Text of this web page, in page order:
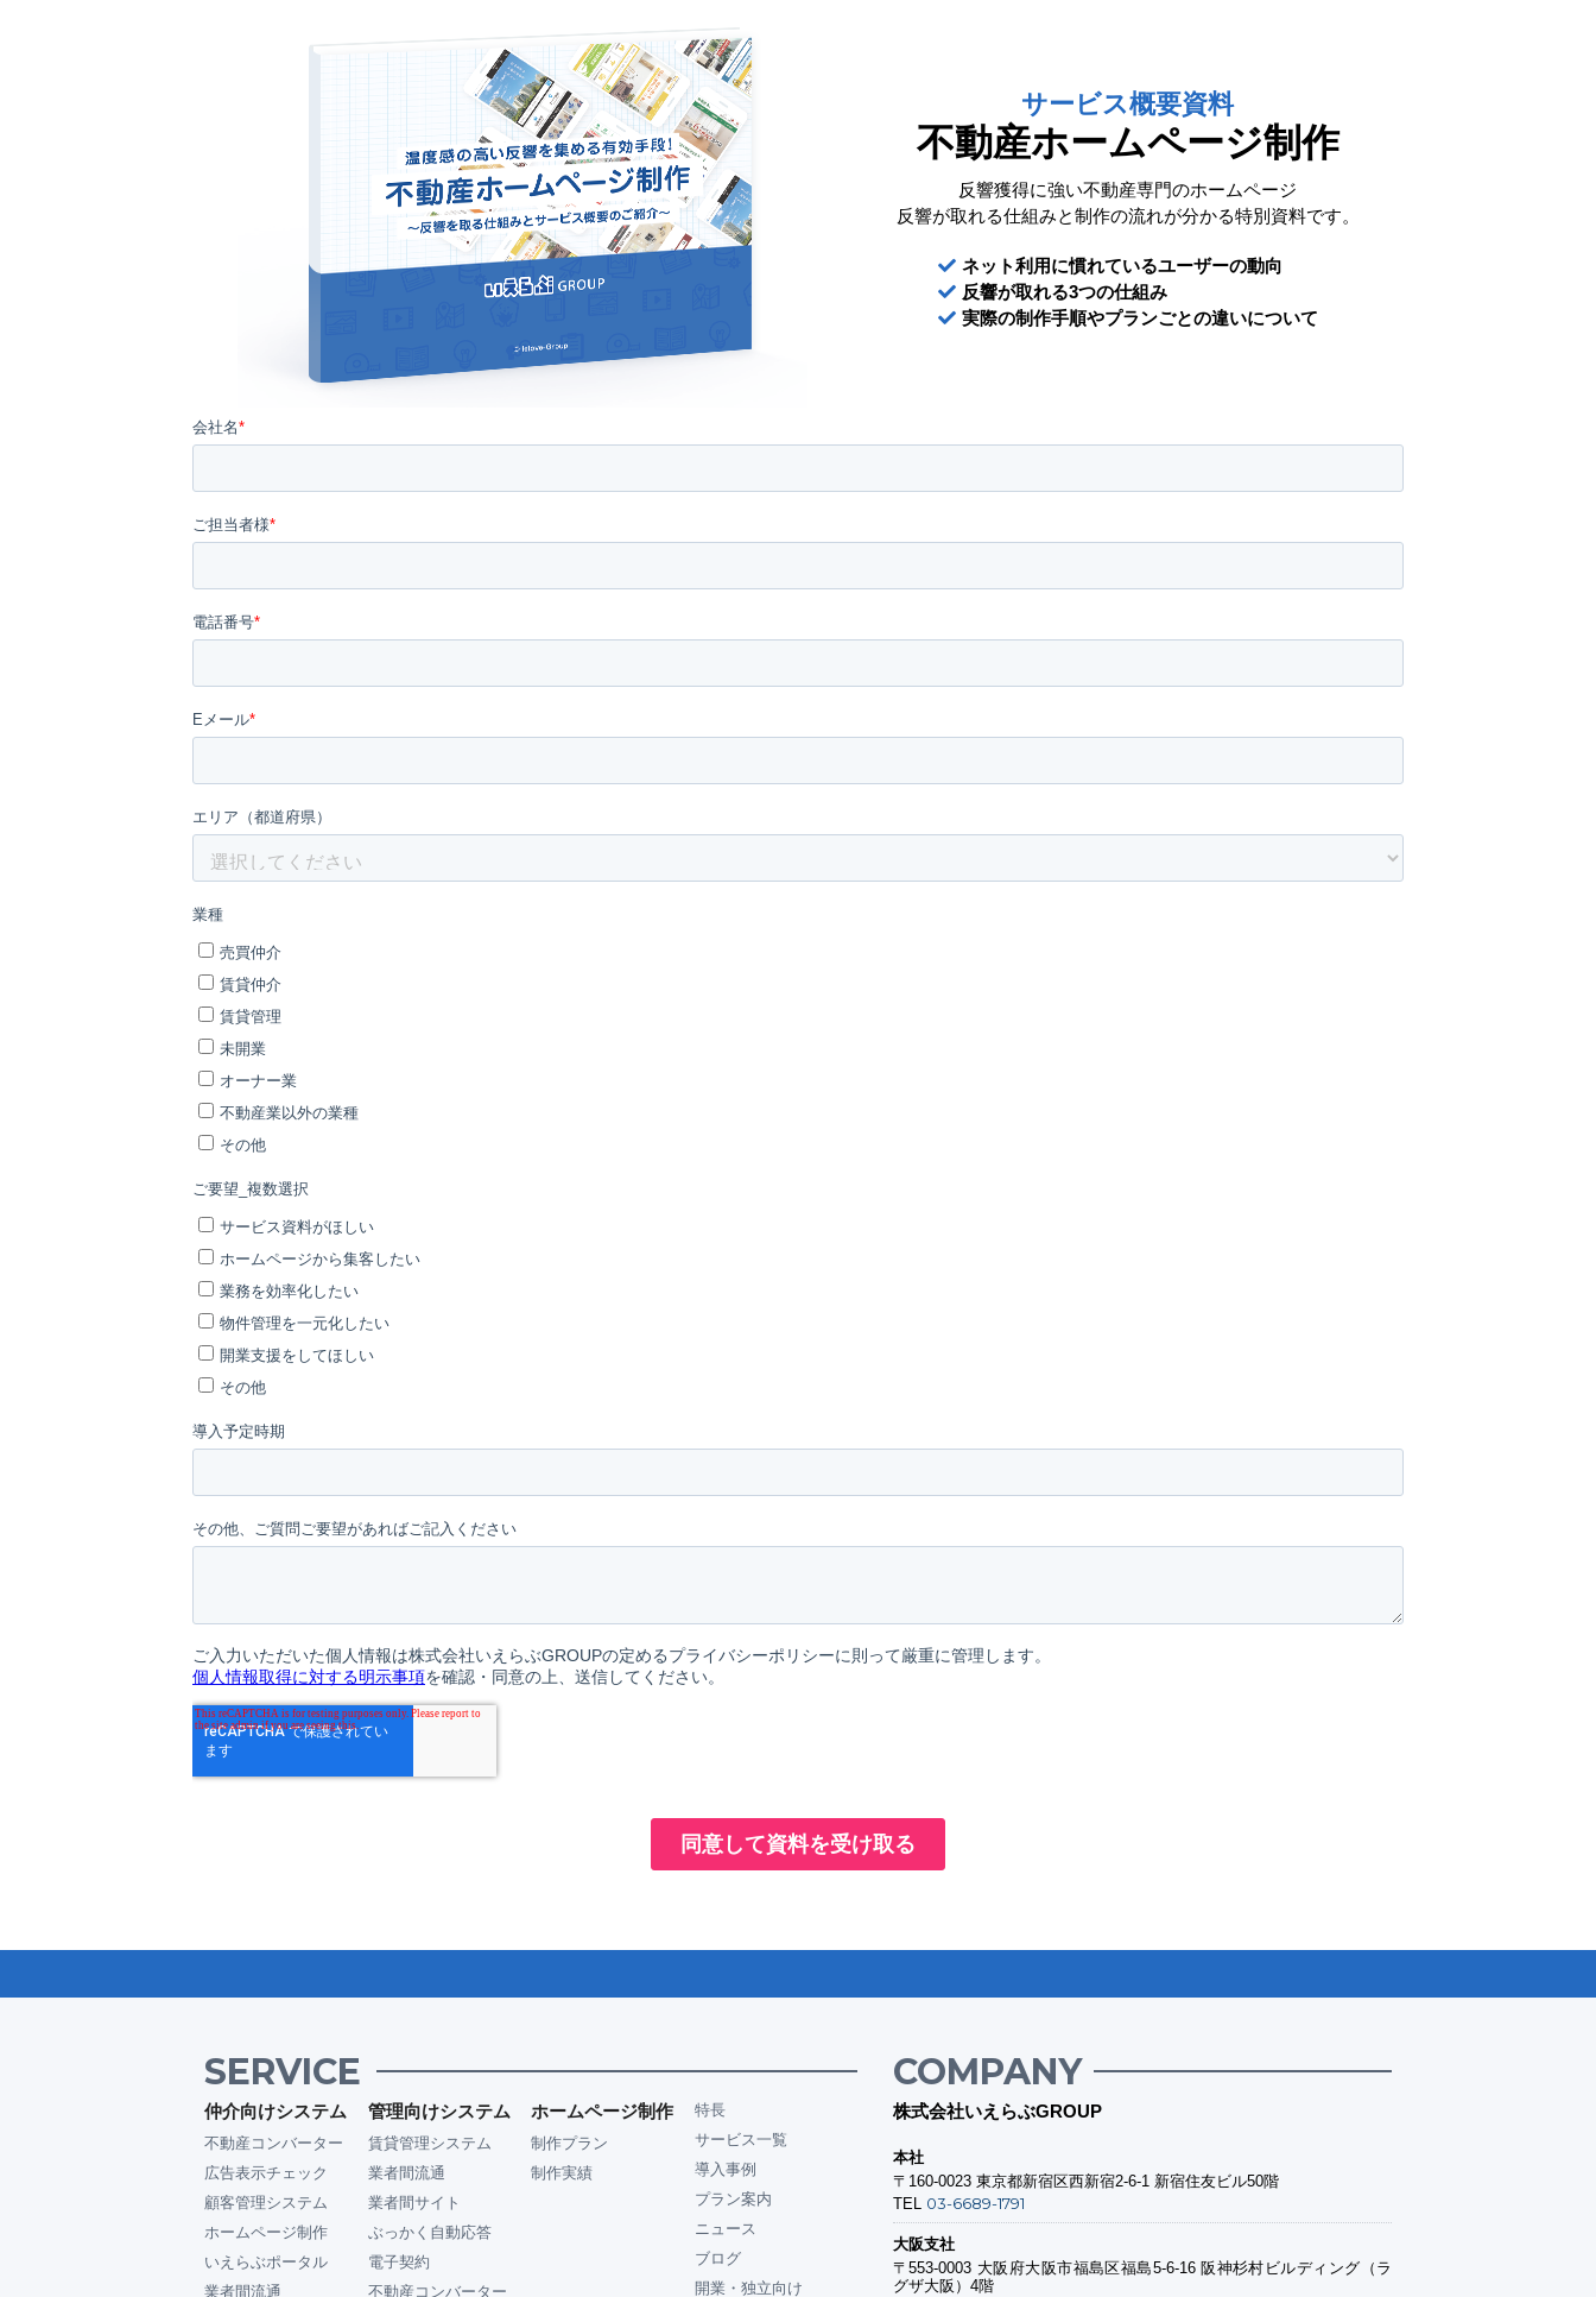
サービス概要資料
不動産ホームページ制作
反響獲得に強い不動産専門のホームページ
反響が取れる仕組みと制作の流れが分かる特別資料です。
ネット利用に慣れているユーザーの動向
反響が取れる3つの仕組み
実際の制作手順やプランごとの違いについて
SERVICE
仲介向けシステム
不動産コンバーター
広告表示チェック
顧客管理システム
ホームページ制作
いえらぶポータル
業者間流通
管理向けシステム
賃貸管理システム
業者間流通
業者間サイト
ぶっかく自動応答
電子契約
不動産コンバーター
ホームページ制作
制作プラン
制作実績
特長
サービス一覧
導入事例
プラン案内
ニュース
ブログ
開業・独立向け
COMPANY
株式会社いえらぶGROUP
本社
〒160-0023 東京都新宿区西新宿2-6-1 新宿住友ビル50階
TEL 03-6689-1791
大阪支社
〒553-0003 大阪府大阪市福島区福島5-6-16 阪神杉村ビルディング（ラ
グザ大阪）4階